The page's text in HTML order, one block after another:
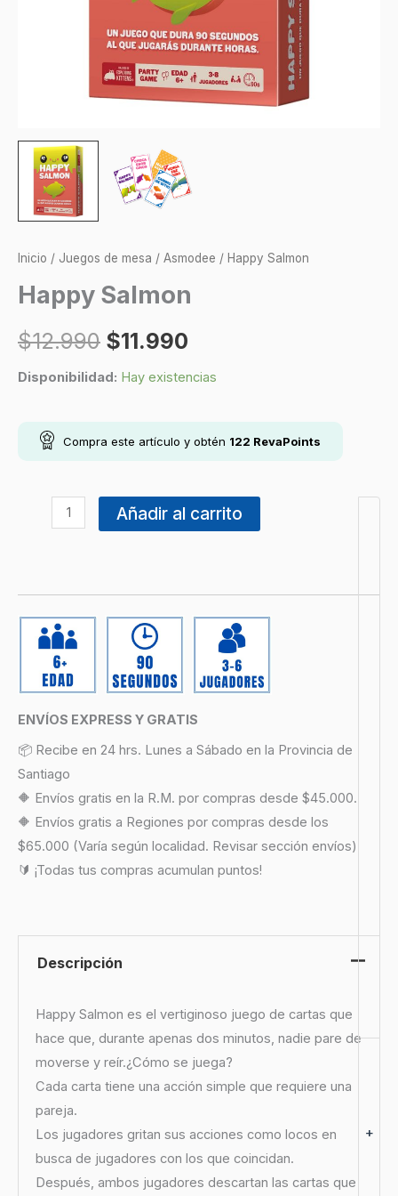
Inicio / Juegos de mesa / Asmodee / Happy Salmon
Happy Salmon
$12.990 $11.990
Disponibilidad: Hay existencias
Compra este artículo y obtén 122 RevaPoints
+
Añadir al carrito
ENVÍOS EXPRESS Y GRATIS
📦 Recibe en 24 hrs. Lunes a Sábado en la Provincia de
Santiago
🔶 Envíos gratis en la R.M. por compras desde $45.000.
🔶 Envíos gratis a Regiones por compras desde los
$65.000 (Varía según localidad. Revisar sección envíos)
🔰 ¡Todas tus compras acumulan puntos!
Descripción
Happy Salmon es el vertiginoso juego de cartas que
hace que, durante apenas dos minutos, nadie pare de
moverse y reír.¿Cómo se juega?
Cada carta tiene una acción simple que requiere una
pareja.
Los jugadores gritan sus acciones como locos en
busca de jugadores con los que coincidan.
Después, ambos jugadores descartan las cartas que